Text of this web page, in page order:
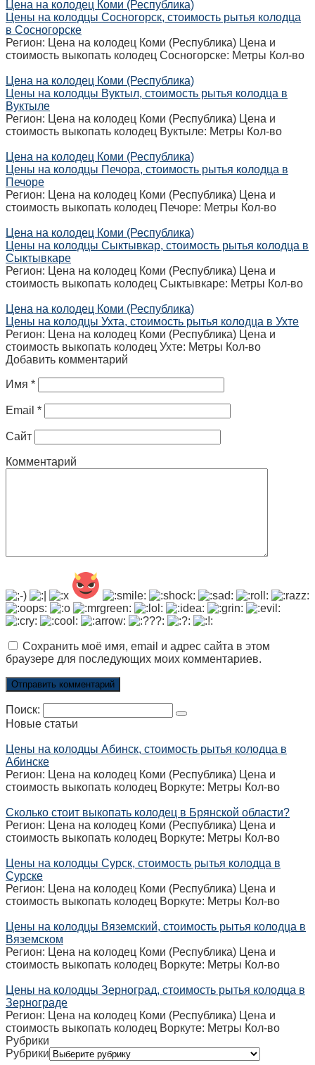
Цена на колодец Коми (Республика)
Цены на колодцы Сосногорск, стоимость рытья колодца
в Сосногорске
Регион: Цена на колодец Коми (Республика) Цена и
стоимость выкопать колодец Сосногорске: Метры Кол-во
Цена на колодец Коми (Республика)
Цены на колодцы Вуктыл, стоимость рытья колодца в
Вуктыле
Регион: Цена на колодец Коми (Республика) Цена и
стоимость выкопать колодец Вуктыле: Метры Кол-во
Цена на колодец Коми (Республика)
Цены на колодцы Печора, стоимость рытья колодца в
Печоре
Регион: Цена на колодец Коми (Республика) Цена и
стоимость выкопать колодец Печоре: Метры Кол-во
Цена на колодец Коми (Республика)
Цены на колодцы Сыктывкар, стоимость рытья колодца в
Сыктывкаре
Регион: Цена на колодец Коми (Республика) Цена и
стоимость выкопать колодец Сыктывкаре: Метры Кол-во
Цена на колодец Коми (Республика)
Цены на колодцы Ухта, стоимость рытья колодца в Ухте
Регион: Цена на колодец Коми (Республика) Цена и
стоимость выкопать колодец Ухте: Метры Кол-во
Добавить комментарий
Имя *
Email *
Сайт
Комментарий
Сохранить моё имя, email и адрес сайта в этом
браузере для последующих моих комментариев.
Поиск:
Новые статьи
Цены на колодцы Абинск, стоимость рытья колодца в
Абинске
Регион: Цена на колодец Коми (Республика) Цена и
стоимость выкопать колодец Воркуте: Метры Кол-во
Сколько стоит выкопать колодец в Брянской области?
Регион: Цена на колодец Коми (Республика) Цена и
стоимость выкопать колодец Воркуте: Метры Кол-во
Цены на колодцы Сурск, стоимость рытья колодца в
Сурске
Регион: Цена на колодец Коми (Республика) Цена и
стоимость выкопать колодец Воркуте: Метры Кол-во
Цены на колодцы Вяземский, стоимость рытья колодца в
Вяземском
Регион: Цена на колодец Коми (Республика) Цена и
стоимость выкопать колодец Воркуте: Метры Кол-во
Цены на колодцы Зерноград, стоимость рытья колодца в
Зернограде
Регион: Цена на колодец Коми (Республика) Цена и
стоимость выкопать колодец Воркуте: Метры Кол-во
Рубрики
Рубрики